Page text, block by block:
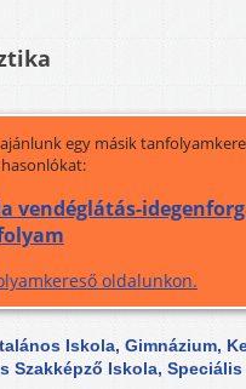
egy másik
vendéglátás-
oldalunkon.
Iskola, Gimnázium,
Szakképző Iskola,